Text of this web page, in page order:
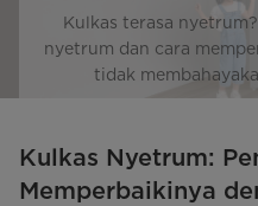
Kulkas terasa
nyetrum dan cara
tidak
Kulkas Nyetrum:
Memperbaikinya